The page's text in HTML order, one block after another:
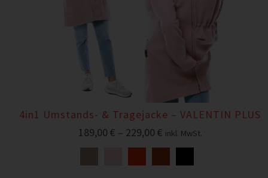
4in1 Umstands- & Tragejacke – VALENTIN PLUS
189,00 € – 229,00 € inkl. MwSt.